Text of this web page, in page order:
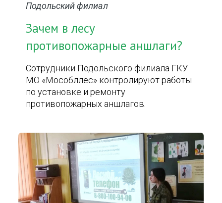
Подольский филиал
Зачем в лесу
противопожарные аншлаги?
Сотрудники Подольского филиала ГКУ
МО «Мособллес» контролируют работы
по установке и ремонту
противопожарных аншлагов.